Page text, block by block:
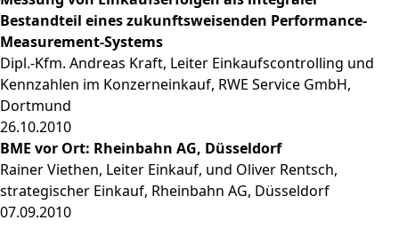
Bestandteil eines zukunftsweisenden Performance-
Measurement-Systems
Dipl.-Kfm. Andreas Kraft, Leiter Einkaufscontrolling und
Kennzahlen im Konzerneinkauf, RWE Service GmbH,
Dortmund
26.10.2010
BME vor Ort: Rheinbahn AG, Düsseldorf
Rainer Viethen, Leiter Einkauf, und Oliver Rentsch,
strategischer Einkauf, Rheinbahn AG, Düsseldorf
07.09.2010